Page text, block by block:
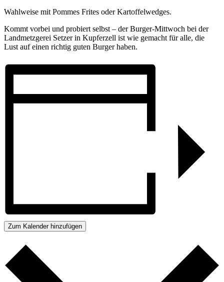
Wahlweise mit Pommes Frites oder Kartoffelwedges.
Kommt vorbei und probiert selbst – der Burger-Mittwoch bei der
Landmetzgerei Setzer in Kupferzell ist wie gemacht für alle, die
Lust auf einen richtig guten Burger haben.
Zum Kalender hinzufügen